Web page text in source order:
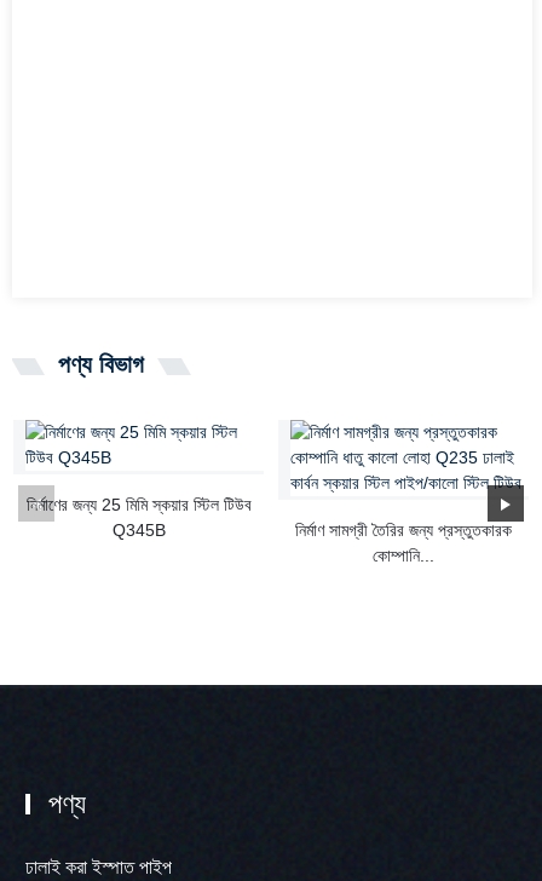
পণ্য বিভাগ
নির্মাণের জন্য 25 মিমি স্কয়ার স্টিল টিউব
Q345B
নির্মাণ সামগ্রী তৈরির জন্য প্রস্তুতকারক
কোম্পানি...
পণ্য
ঢালাই করা ইস্পাত পাইপ